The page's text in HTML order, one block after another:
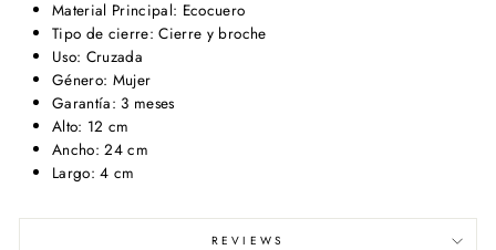
Material Principal: Ecocuero
Tipo de cierre: Cierre y broche
Uso: Cruzada
Género: Mujer
Garantía: 3 meses
Alto: 12 cm
Ancho: 24 cm
Largo: 4 cm
REVIEWS